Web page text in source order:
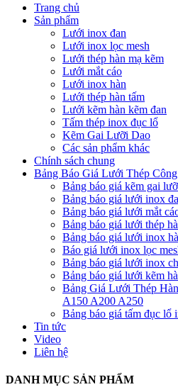
Trang chủ
Sản phẩm
Lưới inox đan
Lưới inox lọc mesh
Lưới thép hàn mạ kẽm
Lưới mắt cáo
Lưới inox hàn
Lưới thép hàn tấm
Lưới kẽm hàn kẽm đan
Tấm thép inox đục lổ
Kẽm Gai Lưỡi Dao
Các sản phẩm khác
Chính sách chung
Bảng Báo Giá Lưới Thép
Bảng báo giá kẽm gai
Bảng báo giá lưới inox
Bảng báo giá lưới mắt
Bảng báo giá lưới thép
Bảng báo giá lưới inox
Báo giá lưới inox lọc
Bảng báo giá lưới inox
Bảng báo giá lưới kẽm
Bảng Giá Lưới Thép
A150 A200 A250
Bảng báo giá tấm đục lổ
Tin tức
Video
Liên hệ
DANH MỤC SẢN PHẨM